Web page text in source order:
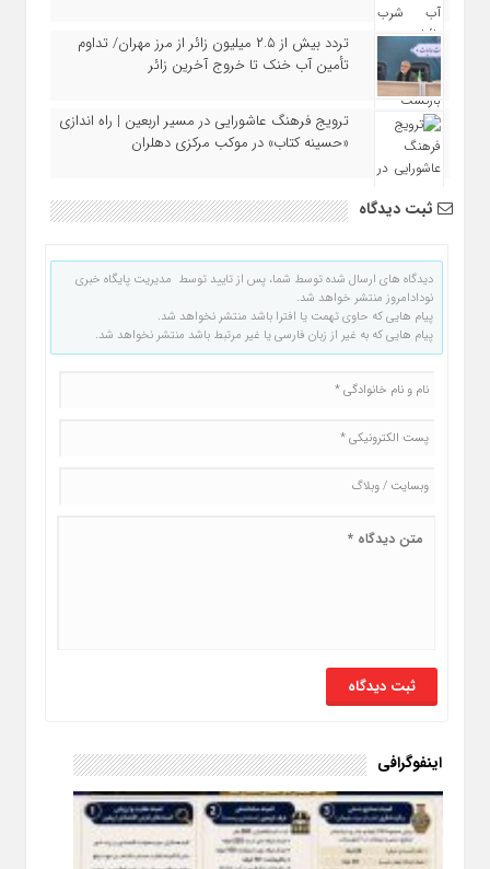
تردد بیش از ۲.۵ میلیون زائر از مرز مهران/ تداوم
تأمین آب خنک تا خروج آخرین زائر
ترویج فرهنگ عاشورایی در مسیر اربعین | راه‌ اندازی
«حسینه کتاب» در موکب مرکزی دهلران
ثبت دیدگاه
دیدگاه های ارسال شده توسط شما، پس از تایید توسط مدیریت پایگاه خبری
نودادامروز منتشر خواهد شد.
پیام هایی که حاوی تهمت یا افترا باشد منتشر نخواهد شد.
پیام هایی که به غیر از زبان فارسی یا غیر مرتبط باشد منتشر نخواهد شد.
اینفوگرافی